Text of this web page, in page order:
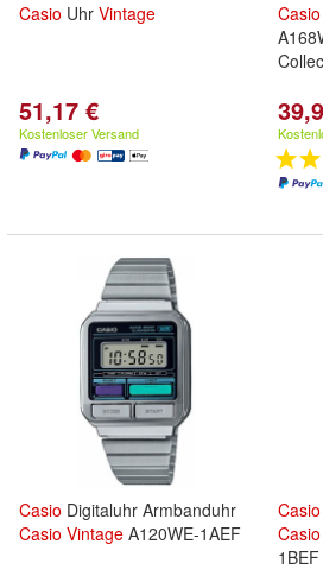
Casio Uhr Vintage
51,17 €
Kostenloser Versand
Casio
Casio Digitaluhr Armbanduhr
Casio Vintage A120WE-1AEF
Casio
Casio
1BEF